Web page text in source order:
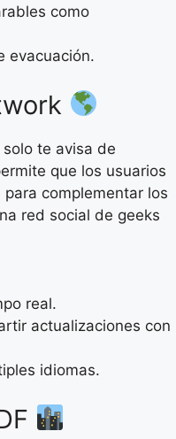
como
evacuación.
te avisa de
que los usuarios
complementar los
red social de geeks
real.
actualizaciones con
idiomas.